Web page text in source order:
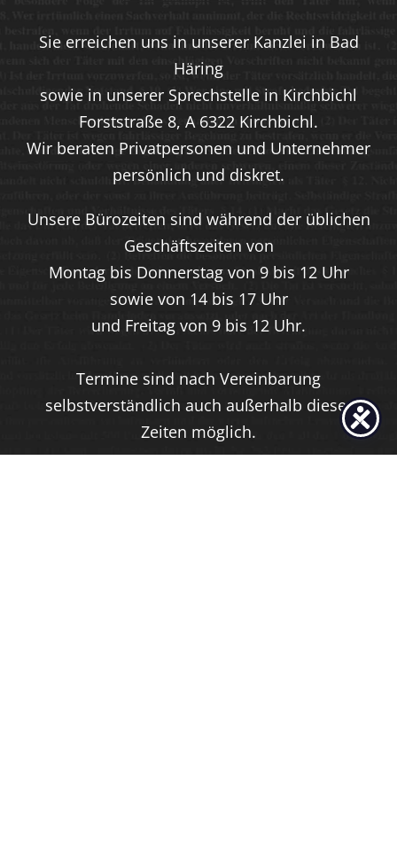
Sie erreichen uns in unserer Kanzlei in Bad
Häring
sowie in unserer Sprechstelle in Kirchbichl
Forststraße 8, A 6322 Kirchbichl.
Wir beraten Privatpersonen und Unternehmer
persönlich und diskret.
Unsere Bürozeiten sind während der üblichen
Geschäftszeiten von
Montag bis Donnerstag von 9 bis 12 Uhr
sowie von 14 bis 17 Uhr
und Freitag von 9 bis 12 Uhr.
Termine sind nach Vereinbarung
selbstverständlich auch außerhalb dieser
Zeiten möglich.